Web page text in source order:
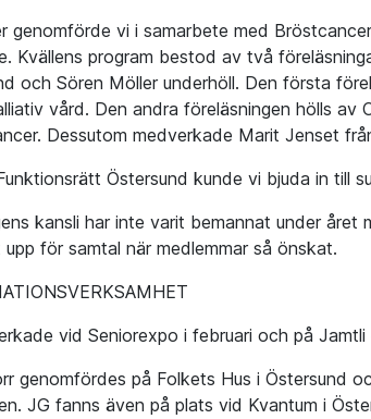
genomförde vi i samarbete med
Kvällens program bestod av två
och Sören Möller underhöll. Den första
vård. Den andra föreläsningen hölls av
Dessutom medverkade Marit Jenset
Östersund kunde vi bjuda in till
kansli har inte varit bemannat under
upp för samtal när medlemmar så önskat.
vid Seniorexpo i februari och på
genomfördes på Folkets Hus i Östersund
JG fanns även på plats vid Kvantum i